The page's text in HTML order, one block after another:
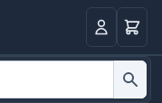
Log in